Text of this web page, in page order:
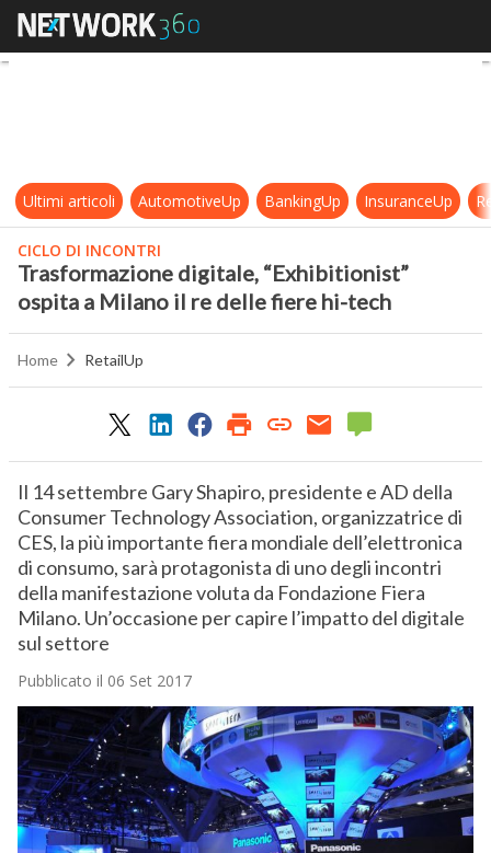
Trasformazione digitale,
Ultimi articoli AutomotiveUp BankingUp InsuranceUp
CICLO DI INCONTRI
Trasformazione digitale, “Exhibitionist”
ospita a Milano il re delle fiere hi-tech
Home RetailUp
Il 14 settembre Gary Shapiro, presidente e AD della
Consumer Technology Association, organizzatrice di
CES, la più importante fiera mondiale dell’elettronica
di consumo, sarà protagonista di uno degli incontri
della manifestazione voluta da Fondazione Fiera
Milano. Un’occasione per capire l’impatto del digitale
sul settore
Pubblicato il 06 Set 2017